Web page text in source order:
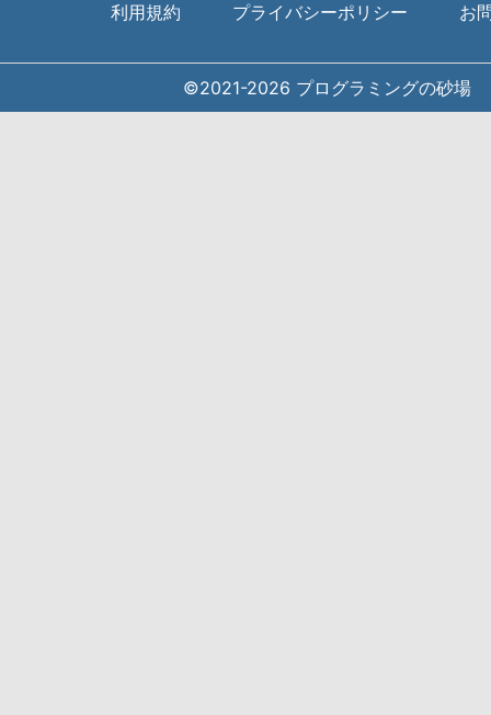
利用規約 プライバシーポリシー お
©2021-2026 プログラミングの砂場